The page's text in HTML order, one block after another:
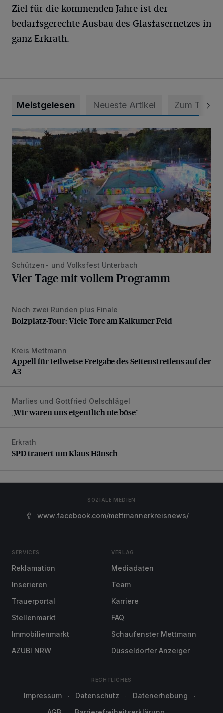
Ziel für die kommenden Jahre ist der
bedarfsgerechte Ausbau des Glasfasernetzes in
ganz Erkrath.
Meistgelesen Neueste Artikel Zum Thema
Vier Tage mit vollem Programm
Schützen- und Volksfest Unterbach
Vier Tage mit vollem Programm
Bolzplatz-Tour: Viele Tore am Kalkumer Feld
Noch zwei Runden plus Finale
Bolzplatz-Tour: Viele Tore am Kalkumer Feld
Appell für teilweise Freigabe des Seitenstreifens auf der A3
Kreis Mettmann
Appell für teilweise Freigabe des Seitenstreifens auf der
A3
„Wir waren uns eigentlich nie böse“
Marlies und Gottfried Oelschlägel
„Wir waren uns eigentlich nie böse“
SPD trauert um Klaus Hänsch
Erkrath
SPD trauert um Klaus Hänsch
SOZIALE MEDIEN
www.facebook.com/mettmannerkreisnews/
SERVICES
Reklamation
Inserieren
Trauerportal
Stellenmarkt
Immobilienmarkt
AZUBI NRW
VERLAG
Mediadaten
Team
Karriere
FAQ
Schaufenster Mettmann
Düsseldorfer Anzeiger
RECHTLICHES
Impressum Datenschutz
Datenerhebung